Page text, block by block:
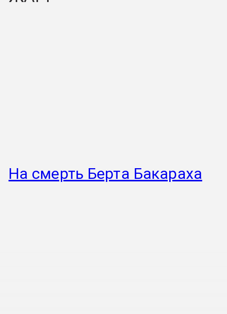
На смерть Берта Бакараха